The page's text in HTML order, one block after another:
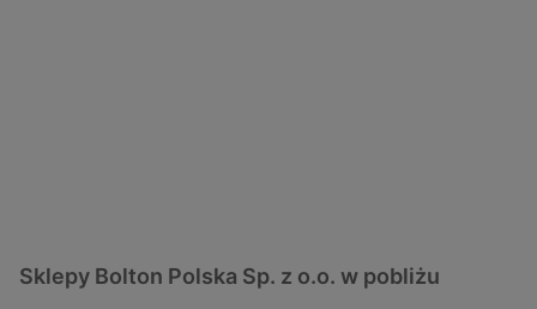
Sklepy Bolton Polska Sp. z o.o. w pobliżu